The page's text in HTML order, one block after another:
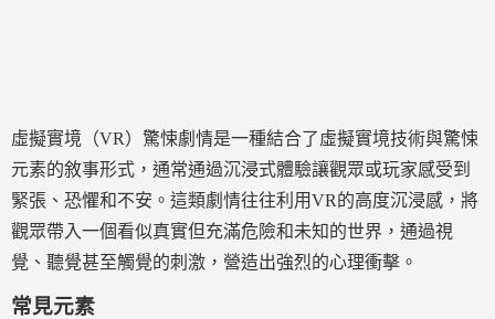
虛擬實境（VR）驚悚劇情是一種結合了虛擬實境技術與驚悚
元素的敘事形式，通常通過沉浸式體驗讓觀眾或玩家感受到
緊張、恐懼和不安。這類劇情往往利用VR的高度沉浸感，將
觀眾帶入一個看似真實但充滿危險和未知的世界，通過視
覺、聽覺甚至觸覺的刺激，營造出強烈的心理衝擊。
常見元素